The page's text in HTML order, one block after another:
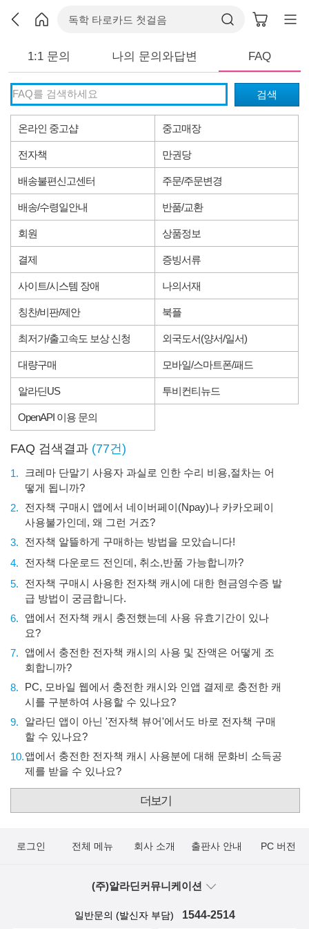
1:1 문의 나의 문의와답변 FAQ
검색
온라인 중고샵 중고매장
전자책 만권당
배송불편신고센터 주문/주문변경
배송/수령일안내 반품/교환
회원 상품정보
결제 증빙서류
사이트/시스템 장애 나의서재
칭찬/비판/제안 북플
최저가/출고속도 보상 신청 외국도서(양서/일서)
대량구매 모바일/스마트폰/패드
알라딘US 투비컨티뉴드
OpenAPI 이용 문의
FAQ 검색결과 (77건)
1.
크레마 단말기 사용자 과실로 인한 수리 비용,절차는 어
떻게 됩니까?
2.
전자책 구매시 앱에서 네이버페이(Npay)나 카카오페이
사용불가인데, 왜 그런 거죠?
3.
전자책 알뜰하게 구매하는 방법을 모았습니다!
4.
전자책 다운로드 전인데, 취소,반품 가능합니까?
5.
전자책 구매시 사용한 전자책 캐시에 대한 현금영수증 발
급 방법이 궁금합니다.
6.
앱에서 전자책 캐시 충전했는데 사용 유효기간이 있나
요?
7.
앱에서 충전한 전자책 캐시의 사용 및 잔액은 어떻게 조
회합니까?
8.
PC, 모바일 웹에서 충전한 캐시와 인앱 결제로 충전한 캐
시를 구분하여 사용할 수 있나요?
9.
알라딘 앱이 아닌 '전자책 뷰어'에서도 바로 전자책 구매
할 수 있나요?
10.앱에서 충전한 전자책 캐시 사용분에 대해 문화비 소득공
제를 받을 수 있나요?
더보기
로그인 전체 메뉴 회사 소개 출판사 안내 PC 버전
(주)알라딘커뮤니케이션
일반문의 (발신자 부담) 1544-2514